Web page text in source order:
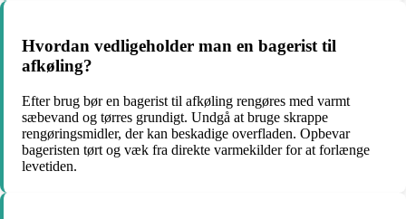
Hvordan vedligeholder man en bagerist til
afkøling?
Efter brug bør en bagerist til afkøling rengøres med varmt
sæbevand og tørres grundigt. Undgå at bruge skrappe
rengøringsmidler, der kan beskadige overfladen. Opbevar
bageristen tørt og væk fra direkte varmekilder for at forlænge
levetiden.